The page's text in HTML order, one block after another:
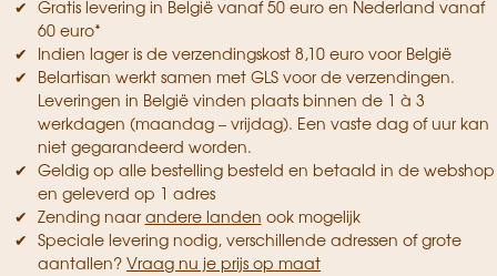
Gratis levering in België vanaf 50 euro en Nederland vanaf
60 euro*
Indien lager is de verzendingskost 8,10 euro voor België
Belartisan werkt samen met GLS voor de verzendingen.
Leveringen in België vinden plaats binnen de 1 à 3
werkdagen (maandag – vrijdag). Een vaste dag of uur kan
niet gegarandeerd worden.
Geldig op alle bestelling besteld en betaald in de webshop
en geleverd op 1 adres
Zending naar andere landen ook mogelijk
Speciale levering nodig, verschillende adressen of grote
aantallen? Vraag nu je prijs op maat